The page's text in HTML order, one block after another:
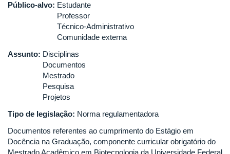
Público-alvo: Estudante
Professor
Técnico-Administrativo
Comunidade externa
Assunto: Disciplinas
Documentos
Mestrado
Pesquisa
Projetos
Tipo de legislação: Norma regulamentadora
Documentos referentes ao cumprimento do Estágio em
Docência na Graduação, componente curricular obrigatório do
Mestrado Acadêmico em Biotecnologia da Universidade Federal